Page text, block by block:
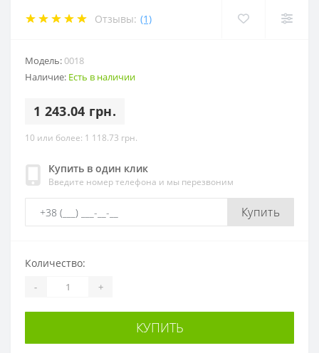
Отзывы: (1)
Модель:0018
Наличие: Есть в наличии
1 243.04 грн.
10 или более: 1 118.73 грн.
Купить в один клик
Введите номер телефона и мы перезвоним
Купить
Количество:
- +
КУПИТЬ